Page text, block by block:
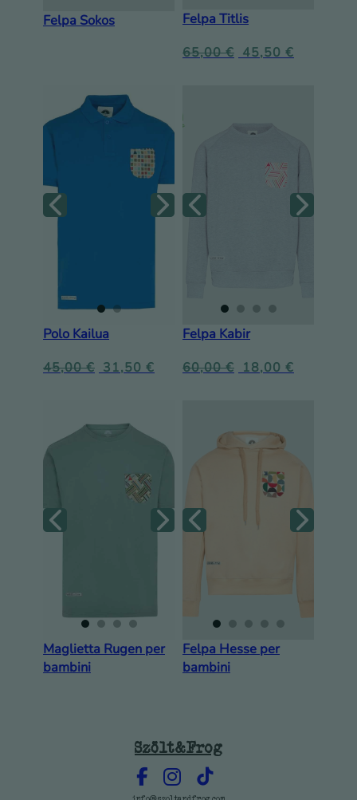
Felpa Sokos Felpa Titlis
65,00€ 45,50 €
Polo Kailua
45,00€ 31,50 €
Felpa Kabir
60,00€ 18,00 €
Maglietta Rugen per
bambini
Felpa Hesse per
bambini
Szölt&Frog